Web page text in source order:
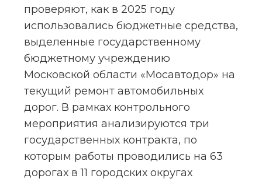
проверяют, как в 2025 году
использовались бюджетные средства,
выделенные государственному
бюджетному учреждению
Московской области «Мосавтодор» на
текущий ремонт автомобильных
дорог. В рамках контрольного
мероприятия анализируются три
государственных контракта, по
которым работы проводились на 63
дорогах в 11 городских округах